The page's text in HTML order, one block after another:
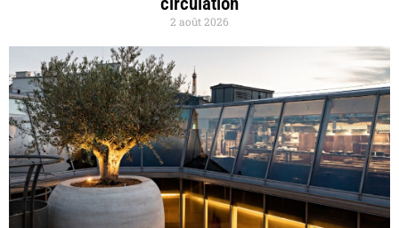
2 août 2026